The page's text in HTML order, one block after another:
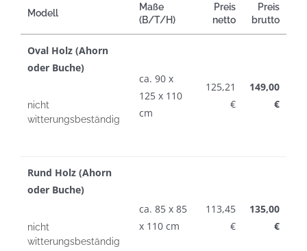
Modell
Maße
(B/T/H)
Preis
netto
Preis
brutto
Oval Holz (Ahorn
oder Buche)
nicht
witterungsbeständig
ca. 90 x
125 x 110
cm
125,21
€
149,00
€
Rund Holz (Ahorn
oder Buche)
nicht
witterungsbeständig
ca. 85 x 85
x 110 cm
113,45
€
135,00
€